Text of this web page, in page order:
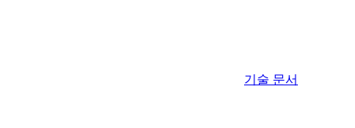
기술 문서